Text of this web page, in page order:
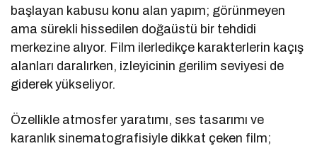
başlayan kabusu konu alan yapım; görünmeyen
ama sürekli hissedilen doğaüstü bir tehdidi
merkezine alıyor. Film ilerledikçe karakterlerin kaçış
alanları daralırken, izleyicinin gerilim seviyesi de
giderek yükseliyor.
Özellikle atmosfer yaratımı, ses tasarımı ve
karanlık sinematografisiyle dikkat çeken film;